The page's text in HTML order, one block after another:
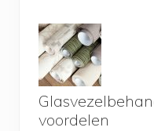
voordelen